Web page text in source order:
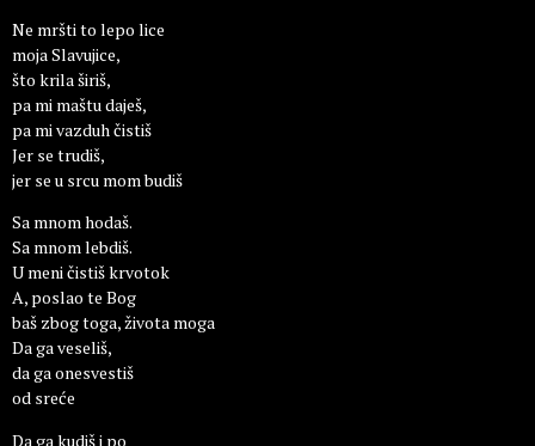
Ne mršti to lepo lice
moja Slavujice,
što krila širiš,
pa mi maštu daješ,
pa mi vazduh čistiš
Jer se trudiš,
jer se u srcu mom budiš
Sa mnom hodaš.
Sa mnom lebdiš.
U meni čistiš krvotok
A, poslao te Bog
baš zbog toga, života moga
Da ga veseliš,
da ga onesvestiš
od sreće
Da ga kudiš i po